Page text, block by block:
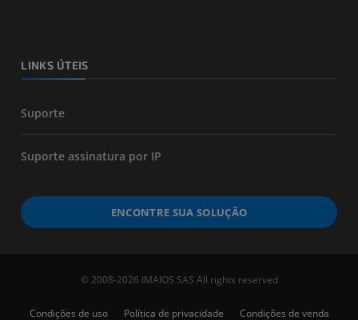
LINKS ÚTEIS
Suporte
Suporte assinatura por IP
ENCONTRE SUA SOLUÇÃO
© 2008-2026 IMAIOS SAS All rights reserved
Condições de uso Política de privacidade Condições de venda